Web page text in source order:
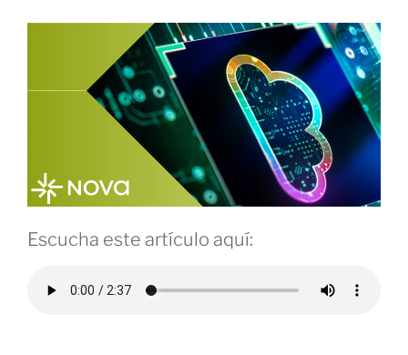
Escucha este artículo aquí: